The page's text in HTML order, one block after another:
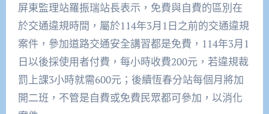
屏東監理站羅振瑞站長表示，免費與自費的區別在
於交通違規時間，屬於114年3月1日之前的交通違規
案件，參加道路交通安全講習都是免費，114年3月1
日以後採使用者付費，每小時收費200元，若違規裁
罰上課3小時就需600元；後續恆春分站每個月將加
開二班，不管是自費或免費民眾都可參加，以消化